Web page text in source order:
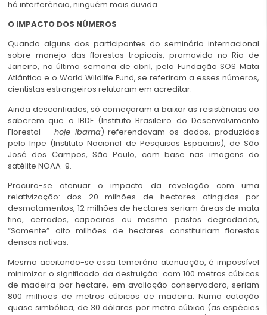
há interferência, ninguém mais duvida.
O IMPACTO DOS NÚMEROS
Quando alguns dos participantes do seminário internacional
sobre manejo das florestas tropicais, promovido no Rio de
Janeiro, na última semana de abril, pela Fundação SOS Mata
Atlântica e o World Wildlife Fund, se referiram a esses números,
cientistas estrangeiros relutaram em acreditar.
Ainda desconfiados, só começaram a baixar as resistências ao
saberem que o IBDF (Instituto Brasileiro do Desenvolvimento
Florestal – hoje Ibama) referendavam os dados, produzidos
pelo Inpe (Instituto Nacional de Pesquisas Espaciais), de São
José dos Campos, São Paulo, com base nas imagens do
satélite NOAA-9.
Procura-se atenuar o impacto da revelação com uma
relativização: dos 20 milhões de hectares atingidos por
desmatamentos, 12 milhões de hectares seriam áreas de mata
fina, cerrados, capoeiras ou mesmo pastos degradados,
“Somente” oito milhões de hectares constituiriam florestas
densas nativas.
Mesmo aceitando-se essa temerária atenuação, é impossível
minimizar o significado da destruição: com 100 metros cúbicos
de madeira por hectare, em avaliação conservadora, seriam
800 milhões de metros cúbicos de madeira. Numa cotação
quase simbólica, de 30 dólares por metro cúbico (as espécies